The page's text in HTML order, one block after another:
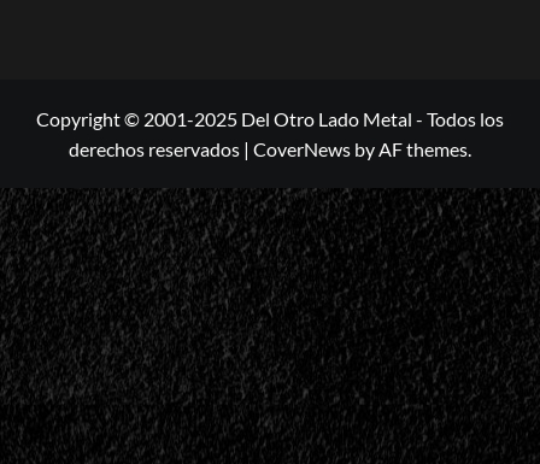
Copyright © 2001-2025 Del Otro Lado Metal - Todos los
derechos reservados | CoverNews by AF themes.